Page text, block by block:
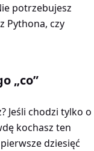
potrzebujesz
Pythona, czy
„co”
Jeśli chodzi tylko o
kochasz ten
dziesięć